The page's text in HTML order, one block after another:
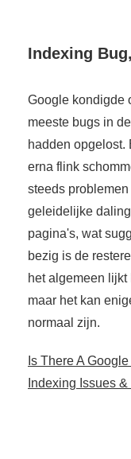
Indexing
Google kondigde
meeste bugs in
hadden opgelost.
erna flink
steeds
geleidelijke
pagina's, wat
bezig is de
het algemeen lijkt
maar het kan
normaal zijn.
Is There A
Indexing Issues